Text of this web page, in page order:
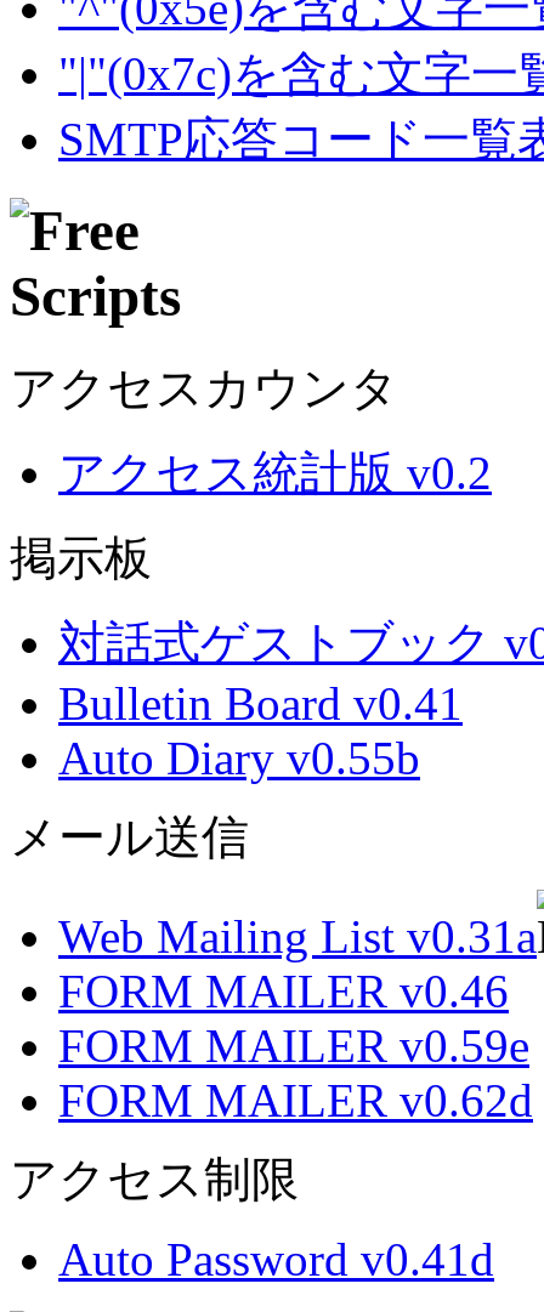
"|"(0x7c)を含む文字一
SMTP応答コード一覧
アクセスカウンタ
アクセス統計版 v0.2
掲示板
対話式ゲストブック
Bulletin Board v0.41
Auto Diary v0.55b
メール送信
Web Mailing List v0.31a
FORM MAILER v0.46
FORM MAILER v0.59e
FORM MAILER v0.62d
アクセス制限
Auto Password v0.41d